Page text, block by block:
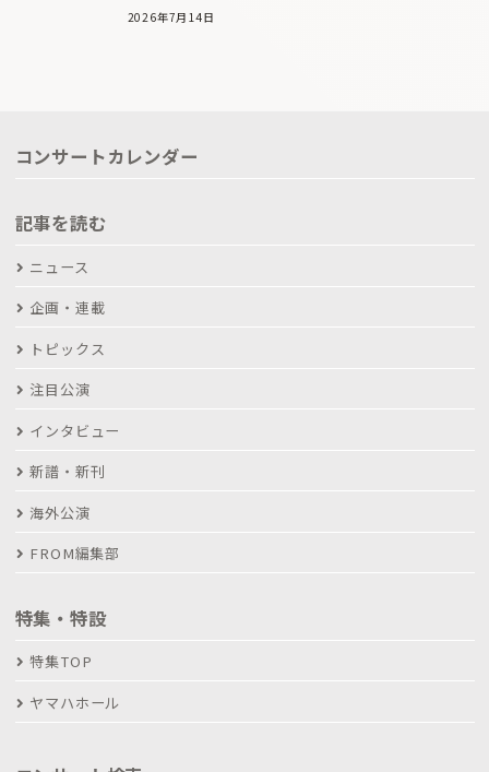
2026年7月14日
コンサートカレンダー
記事を読む
ニュース
企画・連載
トピックス
注目公演
インタビュー
新譜・新刊
海外公演
FROM編集部
特集・特設
特集TOP
ヤマハホール